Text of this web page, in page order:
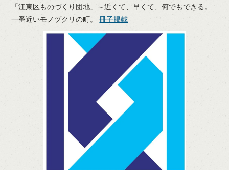
「江東区ものづくり団地」～近くて、早くて、何でもできる。
一番近いモノヅクリの町。冊子掲載